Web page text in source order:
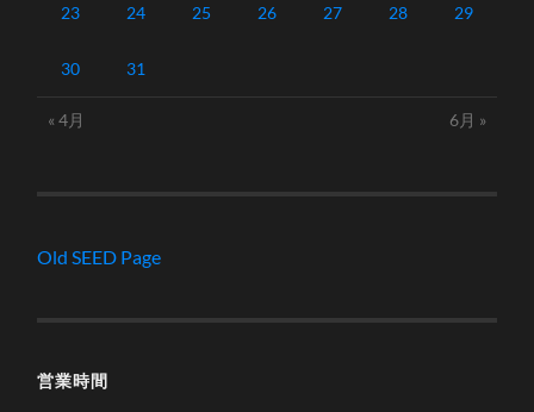
23 24 25 26 27 28 29
30 31
« 4月 6月 »
Old SEED Page
営業時間